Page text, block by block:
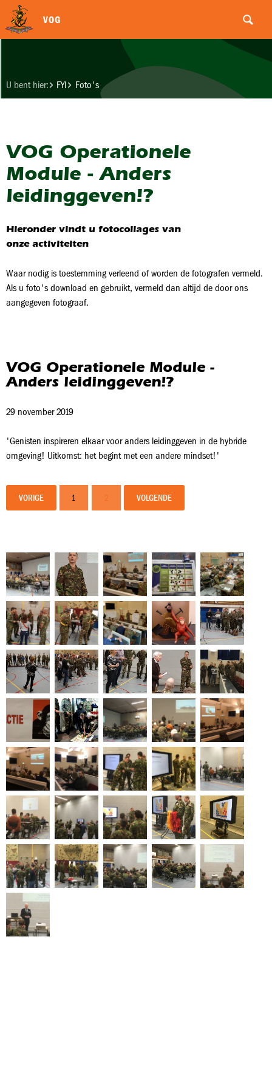
VOG
U bent hier: FYI Foto's
VOG Operationele
Module - Anders
leidinggeven!?
Hieronder vindt u fotocollages van
onze activiteiten
Waar nodig is toestemming verleend of worden de fotografen vermeld.
Als u foto's download en gebruikt, vermeld dan altijd de door ons
aangegeven fotograaf.
VOG Operationele Module -
Anders leidinggeven!?
29 november 2019
'Genisten inspireren elkaar voor anders leidinggeven in de hybride
omgeving! Uitkomst: het begint met een andere mindset!'
VORIGE 1 2 VOLGENDE